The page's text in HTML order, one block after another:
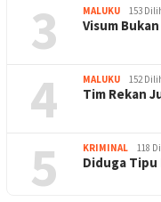
3 MALUKU 153
Visum
4 MALUKU 152
Tim Rekan
5 KRIMINAL 118
Diduga Tipu